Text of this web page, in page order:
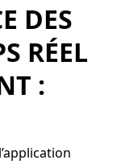
DES
RÉEL
: